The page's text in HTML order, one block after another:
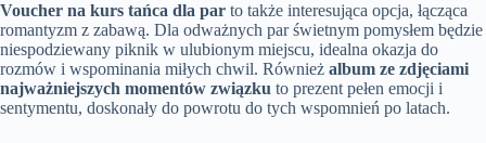
Voucher na kurs tańca dla par to także interesująca opcja, łącząca
romantyzm z zabawą. Dla odważnych par świetnym pomysłem będzie
niespodziewany piknik w ulubionym miejscu, idealna okazja do
rozmów i wspominania miłych chwil. Również album ze zdjęciami
najważniejszych momentów związku to prezent pełen emocji i
sentymentu, doskonały do powrotu do tych wspomnień po latach.